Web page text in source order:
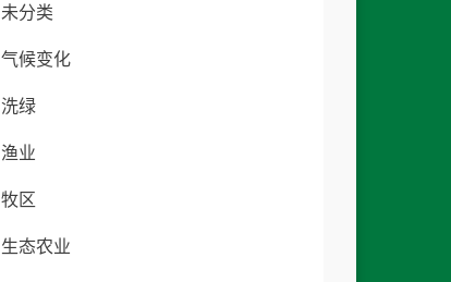
未分类
气候变化
洗绿
渔业
牧区
生态农业